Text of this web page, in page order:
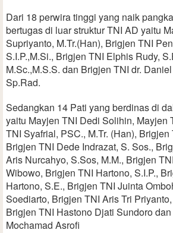
Dari 18 perwira tinggi yang naik
bertugas di luar struktur TNI AD yaitu
Supriyanto, M.Tr.(Han), Brigjen TNI
S.I.P.,M.Si., Brigjen TNI Elphis Rudy,
M.Sc.,M.S.S. dan Brigjen TNI dr.
Sp.Rad.
Sedangkan 14 Pati yang berdinas di
yaitu Mayjen TNI Dedi Solihin, Mayjen
TNI Syafrial, PSC., M.Tr. (Han),
Brigjen TNI Dede Indrazat, S. Sos.,
Aris Nurcahyo, S.Sos, M.M., Brigjen
Wibowo, Brigjen TNI Hartono, S.I.P.,
Hartono, S.E., Brigjen TNI Juinta
Soediarto, Brigjen TNI Aris Tri
Brigjen TNI Hastono Djati Sundoro
Mochamad Asrofi